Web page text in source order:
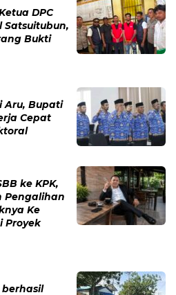
DPC
Satsuitubun,
Bukti
Aru, Bupati
Cepat
ke KPK,
Pengalihan
Ke
Proyek